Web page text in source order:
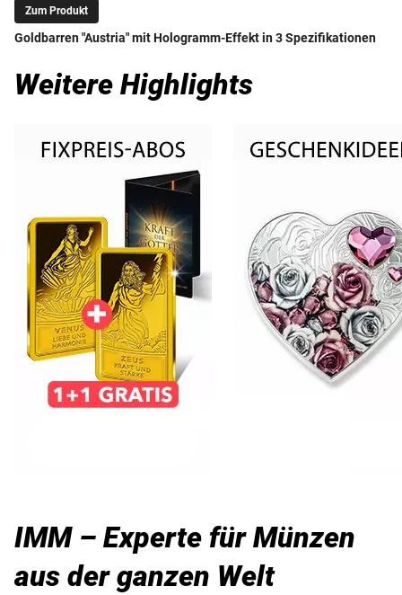
Zum Produkt
Goldbarren "Austria" mit Hologramm-Effekt in 3 Spezifikationen
Weitere Highlights
IMM – Experte für Münzen
aus der ganzen Welt